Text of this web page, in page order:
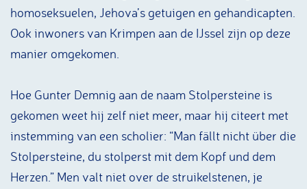
homoseksuelen, Jehova’s getuigen en gehandicapten.
Ook inwoners van Krimpen aan de IJssel zijn op deze
manier omgekomen.
Hoe Gunter Demnig aan de naam Stolpersteine is
gekomen weet hij zelf niet meer, maar hij citeert met
instemming van een scholier: “Man fällt nicht über die
Stolpersteine, du stolperst mit dem Kopf und dem
Herzen.” Men valt niet over de struikelstenen, je